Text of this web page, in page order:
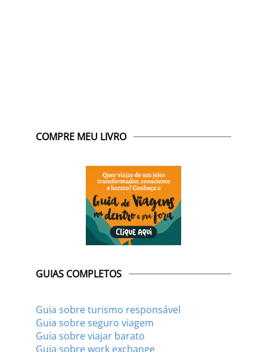
COMPRE MEU LIVRO
GUIAS COMPLETOS
Guia sobre turismo responsável
Guia sobre seguro viagem
Guia sobre viajar barato
Guia sobre work exchange